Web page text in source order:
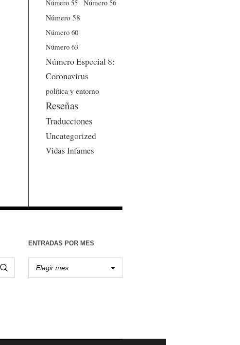
Número 55
Número 56
Número 58
Número 60
Número 63
Número Especial 8:
Coronavirus
política y entorno
Reseñas
Traducciones
Uncategorized
Vidas Infames
ENTRADAS POR MES